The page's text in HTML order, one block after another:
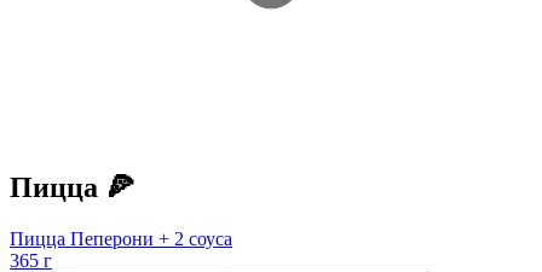
Пицца 🍕
Пицца Пеперони + 2 соуса
365 г